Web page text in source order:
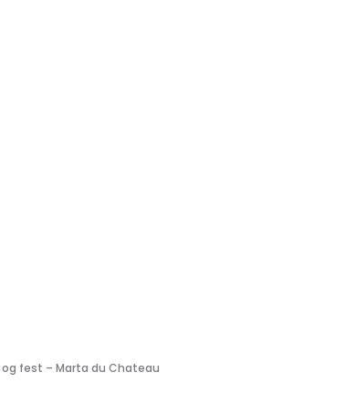
fest – Marta du Chateau